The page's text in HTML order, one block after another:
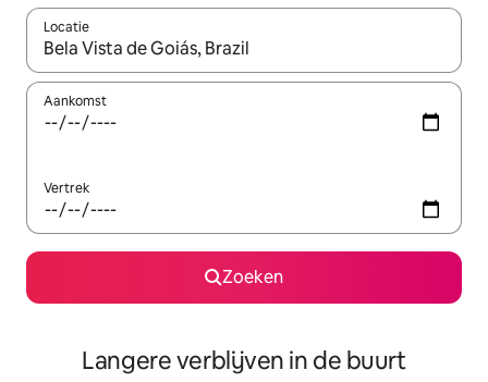
Locatie
Wanneer er resultaten beschikbaar zijn, maak je een keuze
Aankomst
Vertrek
Zoeken
Langere verblijven in de buurt